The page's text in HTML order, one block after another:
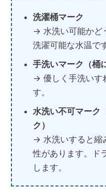
洗濯桶マーク
→ 水洗い可能かど
洗濯可能な水温で
手洗いマーク（桶
→ 優しく手洗いす
す。
水洗い不可マーク
ク）
→ 水洗いすると縮
性があります。ド
します。